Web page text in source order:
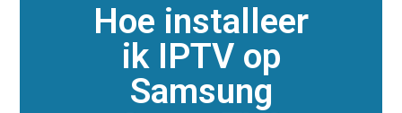
Hoe installeer
ik IPTV op
Samsung